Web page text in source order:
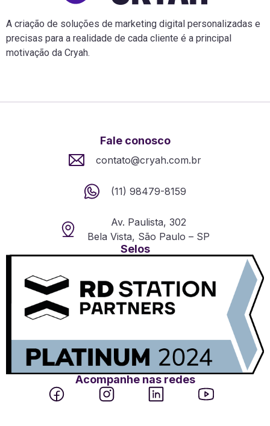
A criação de soluções de marketing digital personalizadas e
precisas para a realidade de cada cliente é a principal
motivação da Cryah.
Fale conosco
contato@cryah.com.br
(11) 98479-8159
Av. Paulista, 302
Bela Vista, São Paulo – SP
Selos
Acompanhe nas redes